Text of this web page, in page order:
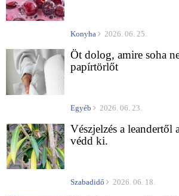
Konyha 2026. 06. 25.
Öt dolog, amire soha
papírtörlőt
Egyéb 2026. 06. 23.
Vészjelzés a leandertől
védd ki.
Szabadidő 2026. 06. 18.